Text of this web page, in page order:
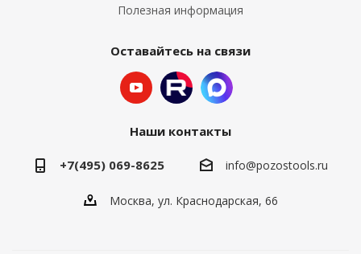
Полезная информация
Оставайтесь на связи
Наши контакты
+7(495) 069-8625 info@pozostools.ru
Москва, ул. Краснодарская, 66